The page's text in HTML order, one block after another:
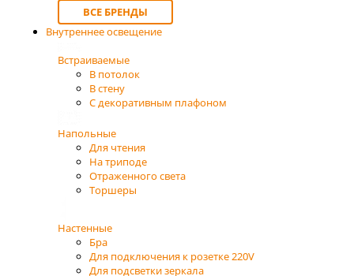
ВСЕ БРЕНДЫ
Внутреннее освещение
Встраиваемые
В потолок
В стену
С декоративным плафоном
Напольные
Для чтения
На триподе
Отраженного света
Торшеры
Настенные
Бра
Для подключения к розетке 220V
Для подсветки зеркала